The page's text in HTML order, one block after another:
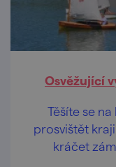
Osvěžující
Těšíte se
prosvištět
kráčet